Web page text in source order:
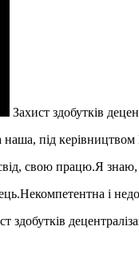
Захист здобутків
під
свою працю.Я знаю,
і
здобутків